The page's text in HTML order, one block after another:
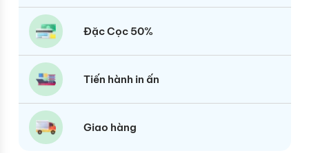
Đặc Cọc 50%
Tiến hành in ấn
Giao hàng